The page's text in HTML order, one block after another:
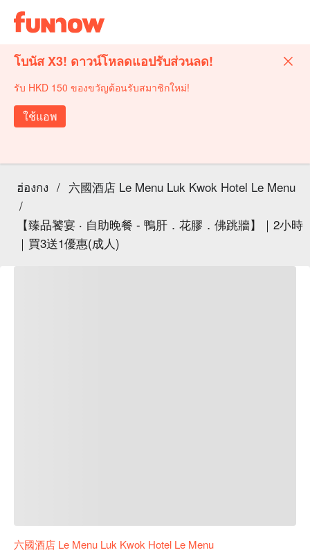
โบนัส X3! ดาวน์โหลดแอปรับส่วนลด!
รับ HKD 150 ของขวัญต้อนรับสมาชิกใหม่!
ใช้แอพ
ฮ่องกง / 六國酒店 Le Menu Luk Kwok Hotel Le Menu
/
【臻品饕宴 ‧ 自助晚餐 - 鴨肝．花膠．佛跳牆】｜2小時
｜買3送1優惠(成人)
六國酒店 Le Menu Luk Kwok Hotel Le Menu